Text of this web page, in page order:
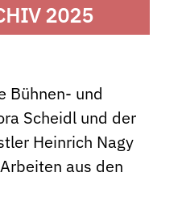
2025
Bühnen- und
Scheidl und der
Heinrich Nagy
aus den